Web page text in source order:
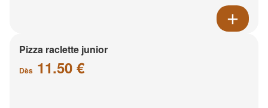
Pizza raclette junior
Dès 11.50 €